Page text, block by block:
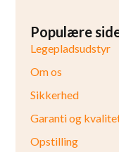
Populære
Legepladsudstyr
Om os
Sikkerhed
Garanti og
Opstilling